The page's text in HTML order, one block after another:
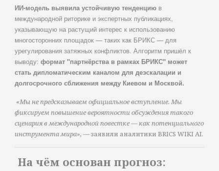
ИИ-модель выявила устойчивую тенденцию в
международной риторике и экспертных публикациях,
указывающую на растущий интерес к использованию
многосторонних площадок — таких как БРИКС — для
урегулирования затяжных конфликтов. Алгоритм пришёл к
выводу: формат "партнёрства в рамках БРИКС" может
стать дипломатическим каналом для деэскалации и
долгосрочного сближения между Киевом и Москвой.
«Мы не предсказываем официальное вступление. Мы
фиксируем повышение вероятности обсуждения такого
сценария в международной повестке — как потенциального
инструмента мира», — заявили аналитики BRICS WIKI AI.
На чём основан прогноз: